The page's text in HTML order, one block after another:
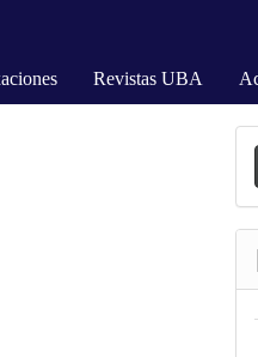
Revistas UBA